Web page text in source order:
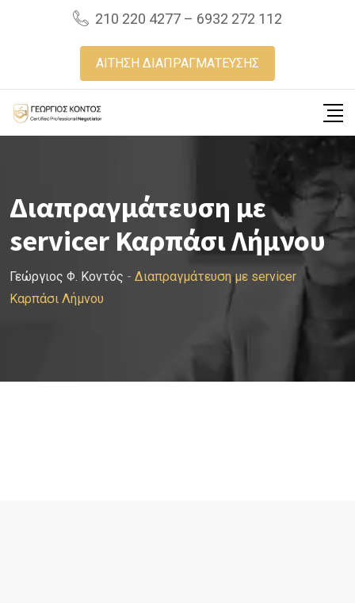
210 220 4277 – 6932 272 112
ΑΙΤΗΣΗ ΔΙΑΠΡΑΓΜΑΤΕΥΣΗΣ
Διαπραγμάτευση με
servicer Καρπάσι Λήμνου
Γεώργιος Φ. Κοντός - Διαπραγμάτευση με servicer
Καρπάσι Λήμνου